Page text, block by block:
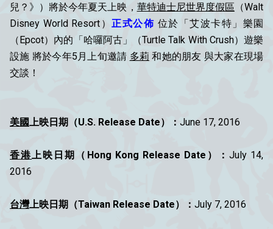
兒？》）將於今年夏天上映， 華特迪士尼世界度假區 （Walt
Disney World Resort） 正式公佈 位於「艾波卡特」樂園
（Epcot）內的「哈囉阿古」（Turtle Talk With Crush）遊樂
設施 將於今年5月上旬邀請 多莉 和她的朋友 與大家在現場
交談！
美國 上映日期（U.S. Release Date）： June 17, 2016
香港 上映日期（Hong Kong Release Date）： July 14,
2016
台灣上映日期（Taiwan Release Date）： July 7, 2016